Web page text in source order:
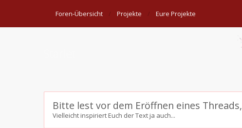
Foren-Übersicht Projekte Eure Projekte
Bitte lest vor dem Eröffnen eines Threads,
Vielleicht inspiriert Euch der Text ja auch...